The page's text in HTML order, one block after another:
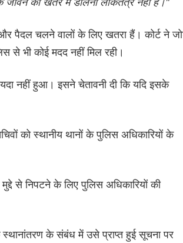
और पैदल चलने वालों के लिए खतरा हैं। कोर्ट ने
से भी कोई मदद नहीं मिल रही।
नहीं हुआ। इसने चेतावनी दी कि यदि इसके
को स्थानीय थानों के पुलिस अधिकारियों के
से निपटने के लिए पुलिस अधिकारियों की
के संबंध में उसे प्राप्त हुई सूचना पर